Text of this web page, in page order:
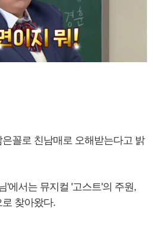
꼴로 친남매로 오해받는다고 밝
'에서는 뮤지컬 '고스트'의 주원,
찾아왔다.